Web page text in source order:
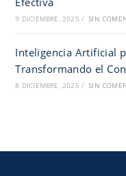
9 DICIEMBRE, 2025 / SIN
Inteligencia Artificial
Transformando el
8 DICIEMBRE, 2025 / SIN